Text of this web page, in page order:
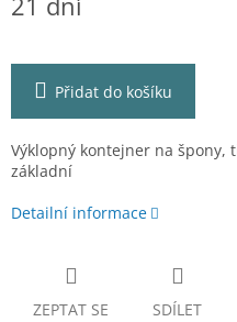
cena:
Přidat do košíku
Výklopný kontejner na špony,
základní
Detailní informace
ZEPTAT SE SDÍLET